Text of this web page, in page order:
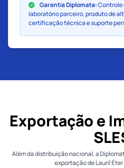
Garantia Diplomata:Controle
laboratório parceiro, produto de
certificação técnica e suporte
Exportação e
Além da distribuição nacional, a
exportação de Lauril